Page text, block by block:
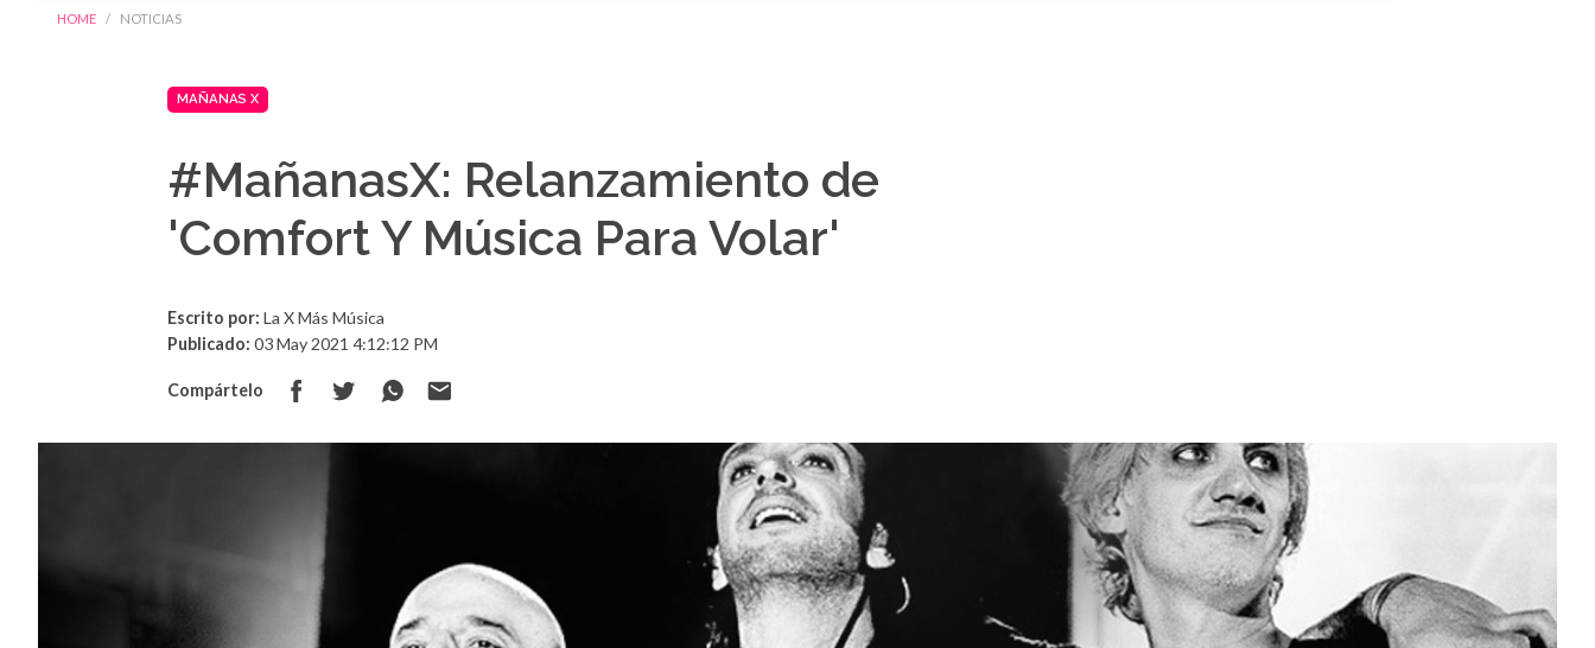
HOME NOTICIAS
MAÑANAS X
#MañanasX: Relanzamiento de
'Comfort Y Música Para Volar'
Escrito por: La X Más Música
Publicado: 03 May 2021 4:12:12 PM
Compártelo